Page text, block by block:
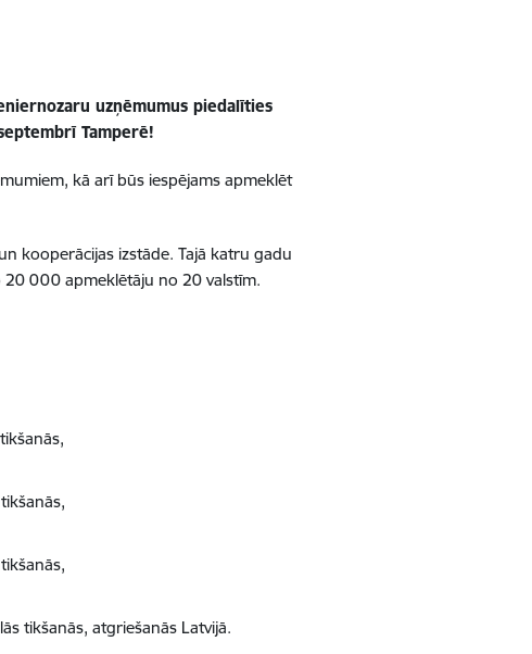
uzņēmumus piedalīties
Tamperē!
, kā arī būs iespējams apmeklēt
kooperācijas izstāde. Tajā katru gadu
000 apmeklētāju no 20 valstīm.
tikšanās, atgriešanās Latvijā.